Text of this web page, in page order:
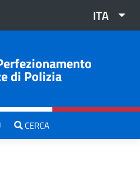
ITA
di Polizia
CERCA